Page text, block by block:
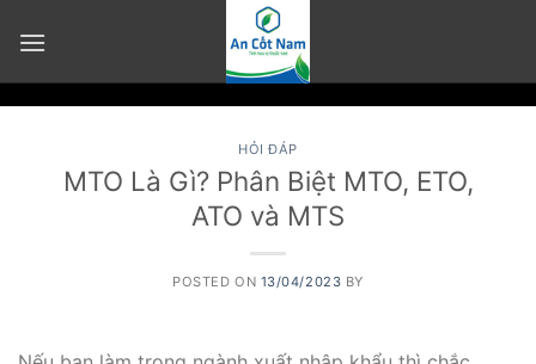
HỎI ĐÁP
MTO Là Gì? Phân Biệt MTO, ETO,
ATO và MTS
POSTED ON 13/04/2023 BY